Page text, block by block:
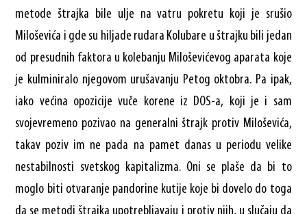
metode štrajka bile ulje na vatru pokretu koji je srušio
Miloševića i gde su hiljade rudara Kolubare u štrajku bili jedan
od presudnih faktora u kolebanju Miloševićevog aparata koje
je kulminiralo njegovom urušavanju Petog oktobra. Pa ipak,
iako većina opozicije vuče korene iz DOS-a, koji je i sam
svojevremeno pozivao na generalni štrajk protiv Miloševića,
takav poziv im ne pada na pamet danas u periodu velike
nestabilnosti svetskog kapitalizma. Oni se plaše da bi to
moglo biti otvaranje pandorine kutije koje bi dovelo do toga
da se metodi štrajka upotrebljavaju i protiv njih, u slučaju da